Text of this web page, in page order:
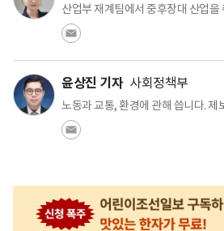
산업부 재계팀에서 중후장대 산업을
윤상진 기자 사회정책부
노동과 교통, 환경에 관해 씁니다.